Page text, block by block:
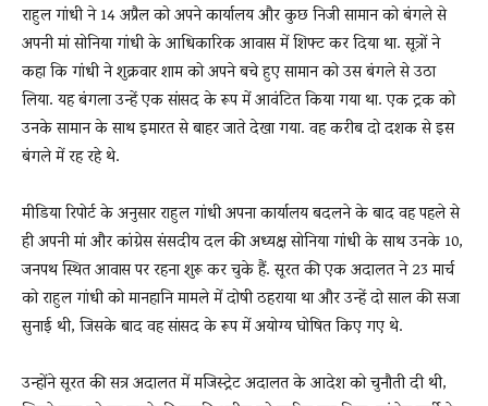
राहुल गांधी ने 14 अप्रैल को अपने कार्यालय और कुछ निजी सामान को बंगले से
अपनी मां सोनिया गांधी के आधिकारिक आवास में शिफ्ट कर दिया था. सूत्रों ने
कहा कि गांधी ने शुक्रवार शाम को अपने बचे हुए सामान को उस बंगले से उठा
लिया. यह बंगला उन्हें एक सांसद के रूप में आवंटित किया गया था. एक ट्रक को
उनके सामान के साथ इमारत से बाहर जाते देखा गया. वह करीब दो दशक से इस
बंगले में रह रहे थे.
मीडिया रिपोर्ट के अनुसार राहुल गांधी अपना कार्यालय बदलने के बाद वह पहले से
ही अपनी मां और कांग्रेस संसदीय दल की अध्यक्ष सोनिया गांधी के साथ उनके 10,
जनपथ स्थित आवास पर रहना शुरू कर चुके हैं. सूरत की एक अदालत ने 23 मार्च
को राहुल गांधी को मानहानि मामले में दोषी ठहराया था और उन्हें दो साल की सजा
सुनाई थी, जिसके बाद वह सांसद के रूप में अयोग्य घोषित किए गए थे.
उन्होंने सूरत की सत्र अदालत में मजिस्ट्रेट अदालत के आदेश को चुनौती दी थी,